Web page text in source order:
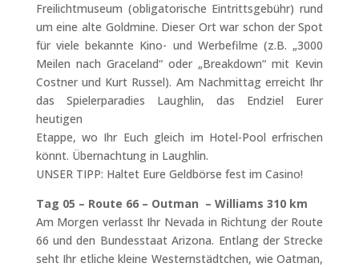
Freilichtmuseum (obligatorische Eintrittsgebühr) rund
um eine alte Goldmine. Dieser Ort war schon der Spot
für viele bekannte Kino- und Werbefilme (z.B. „3000
Meilen nach Graceland“ oder „Breakdown“ mit Kevin
Costner und Kurt Russel). Am Nachmittag erreicht Ihr
das Spielerparadies Laughlin, das Endziel Eurer
heutigen
Etappe, wo Ihr Euch gleich im Hotel-Pool erfrischen
könnt. Übernachtung in Laughlin.
UNSER TIPP: Haltet Eure Geldbörse fest im Casino!
Tag 05 – Route 66 – Outman – Williams 310 km
Am Morgen verlasst Ihr Nevada in Richtung der Route
66 und den Bundesstaat Arizona. Entlang der Strecke
seht Ihr etliche kleine Westernstädtchen, wie Oatman,